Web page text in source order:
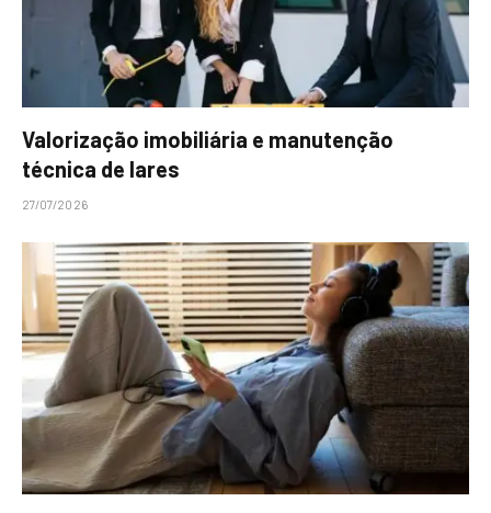
Valorização imobiliária e manutenção
técnica de lares
27/07/2026